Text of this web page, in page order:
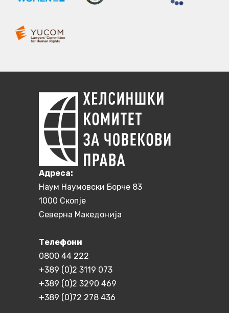
Aдреса:
Наум Наумовски Борче 83
1000 Скопје
Северна Македонија
Телефони
0800 44 222
+389 (0)2 3119 073
+389 (0)2 3290 469
+389 (0)72 278 436